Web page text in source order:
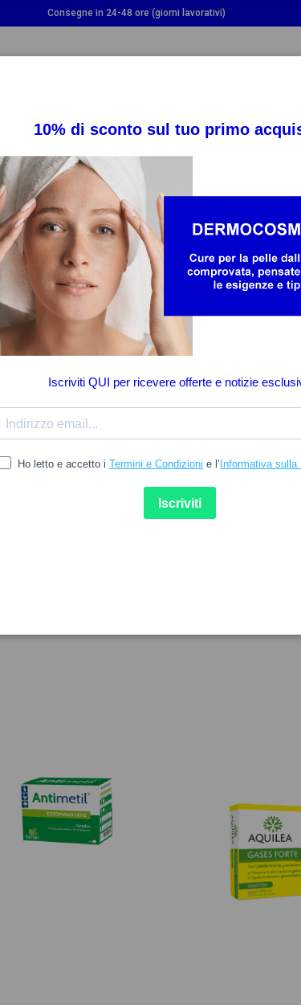
Consegne in 24-48 ore (giorni lavorativi)
DROPDOWN
INTEGRATORITOGGLE DROPDOWN
SALUTETOGGLE
Pediakid Colici